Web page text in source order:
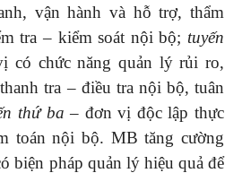
vận hành và hỗ trợ, thẩm
tra – kiểm soát nội bộ; tuyến
có chức năng quản lý rủi ro,
tra – điều tra nội bộ, tuân
thứ ba – đơn vị độc lập thực
toán nội bộ. MB tăng cường
biện pháp quản lý hiệu quả để